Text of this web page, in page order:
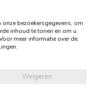
bezoekersgegevens, om
inhoud te tonen en om u
meer informatie over de
Weigeren